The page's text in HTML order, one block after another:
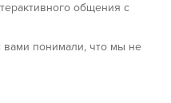
общения с
вами понимали, что мы не